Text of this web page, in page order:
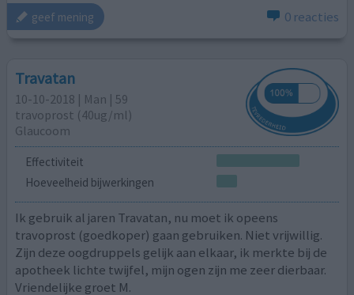
geef mening 0 reacties
Travatan
10-10-2018 | Man | 59
travoprost (40ug/ml)
Glaucoom
Effectiviteit
Hoeveelheid bijwerkingen
Ik gebruik al jaren Travatan, nu moet ik opeens
travoprost (goedkoper) gaan gebruiken. Niet vrijwillig.
Zijn deze oogdruppels gelijk aan elkaar, ik merkte bij de
apotheek lichte twijfel, mijn ogen zijn me zeer dierbaar.
Vriendelijke groet M.